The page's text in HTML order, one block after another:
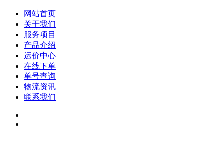
网站首页
关于我们
服务项目
产品介绍
运价中心
在线下单
单号查询
物流资讯
联系我们